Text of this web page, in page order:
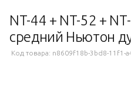
NT-44 + NT-52 +
средний Ньютон
Код товара: n8609f18b-3bd8-11f1-